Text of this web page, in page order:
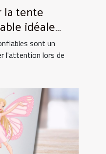
la tente
idéale
sont un
l'attention lors de